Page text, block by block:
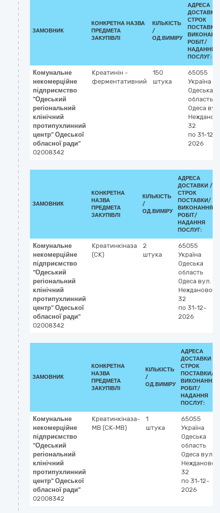
ЗАМОВНИК
КОНКРЕТНА НАЗВА
ПРЕДМЕТА
ЗАКУПІВЛІ
КІЛЬКІСТЬ
/
ОД.ВИМІРУ
АДРЕСА
ДОСТАВКИ
СТРОК
РОБІТ/
НАДАННЯ
ПОСЛУГ:
Комунальне
некомерційне
підприємство
"Одеський
регіональний
клінічний
протипухлинний
центр" Одеської
обласної ради"
02008342
Креатинін -
ферментативний
150
штука
65055
Україна
Одеська
область
Одеса
32
по 31-12-
2026
ЗАМОВНИК
КОНКРЕТНА
НАЗВА
ПРЕДМЕТА
ЗАКУПІВЛІ
КІЛЬКІСТЬ
/
ОД.ВИМІРУ
АДРЕСА
ДОСТАВКИ /
СТРОК
ПОСТАВКИ/
ВИКОНАННЯ
РОБІТ/
НАДАННЯ
ПОСЛУГ:
Комунальне
некомерційне
підприємство
"Одеський
регіональний
клінічний
протипухлинний
центр" Одеської
обласної ради"
02008342
Креатинкіназа
(CK)
2
штука
65055
Україна
Одеська
область
Одеса вул.
Нежданової,
32
по 31-12-
2026
ЗАМОВНИК
КОНКРЕТНА
НАЗВА
ПРЕДМЕТА
ЗАКУПІВЛІ
КІЛЬКІСТЬ
/
ОД.ВИМІРУ
АДРЕСА
ДОСТАВКИ /
СТРОК
ПОСТАВКИ/
ВИКОНАННЯ
РОБІТ/
НАДАННЯ
ПОСЛУГ:
Комунальне
некомерційне
підприємство
"Одеський
регіональний
клінічний
протипухлинний
центр" Одеської
обласної ради"
02008342
Креатинкіназа-
MB (CK-MB)
1
штука
65055
Україна
Одеська
область
Одеса вул.
Нежданової,
32
по 31-12-
2026